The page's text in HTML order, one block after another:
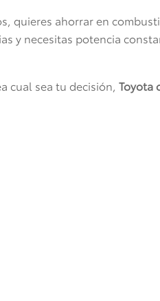
quieres ahorrar en
y necesitas potencia
cual sea tu decisión,Toyota